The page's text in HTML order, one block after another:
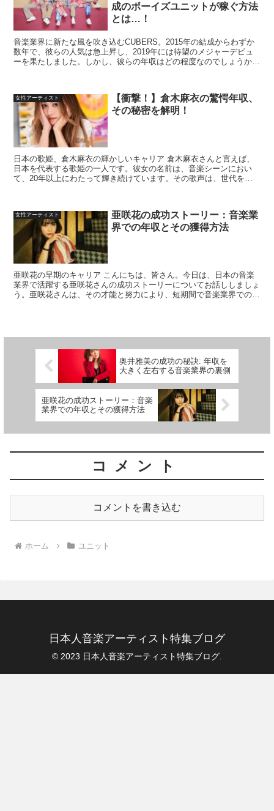
成のボーイズユニットが稼ぐ方法
とは…！
音楽業界に新たな風を吹き込むCUBERS。2015年の結成からわずか
数年で、彼らの人気は急上昇し、2019年には待望のメジャーデビュ
ーを果たしました。しかし、彼らの年収はどの程度なのでしょうか？
女性アーティスト
【衝撃！】倉木麻衣の驚愕年収、
その秘密を解明！
日本の歌姫、倉木麻衣の輝かしいキャリア 倉木麻衣さんと言えば、
日本を代表する歌姫の一人です。彼女の名前は、音楽シーンにおい
て、20年以上にわたって輝き続けています。その歌声は、世代を超
女性アーティスト
亜咲花の成功ストーリー：音楽業
界での年収とその獲得方法
亜咲花の早期のキャリア こんにちは、皆さん。今日は、日本の音楽
業界で活躍する亜咲花さんの成功ストーリーについてお話ししましょ
う。亜咲花さんは、その才能と努力により、短期間で音楽業界での地
奥井雅美の成功の秘訣: 年収を
大きく左右する音楽業界の裏側
亜咲花の成功ストーリー：音楽
業界での年収とその獲得方法
コメント
コメントを書き込む
ホーム ユニット
日本人音楽アーティスト特集ブログ
© 2023 日本人音楽アーティスト特集ブログ.